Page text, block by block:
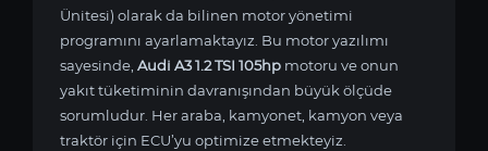
Ünitesi) olarak da bilinen motor yönetimi
programını ayarlamaktayız. Bu motor yazılımı
sayesinde, Audi A3 1.2 TSI 105hp motoru ve onun
yakıt tüketiminin davranışından büyük ölçüde
sorumludur. Her araba, kamyonet, kamyon veya
traktör için ECU’yu optimize etmekteyiz.